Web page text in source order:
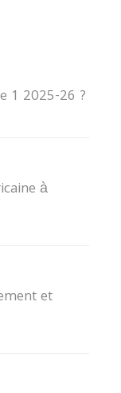
1 2025-26 ?
à
et